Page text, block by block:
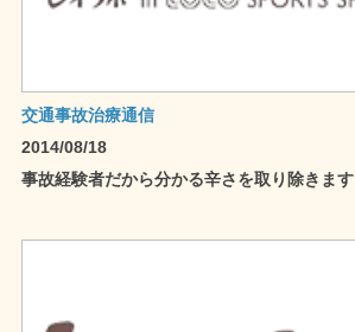
交通事故治療通信
2014/08/18
事故経験者だから分かる辛さを取り除きます